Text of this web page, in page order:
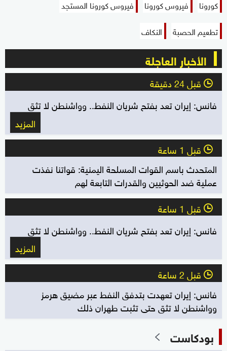
كورونا فيروس كورونا
فيروس كورونا المستجد
تطعيم الحصبة
النكاف
الأخبار العاجلة
l قبل 24 دقيقة
فانس: إيران تعد بفتح شريان النفط.. وواشنطن لا تثق
المزيد
l قبل 1 ساعة
المتحدث باسم القوات المسلحة اليمنية: قواتنا نفذت
عملية ضد الحوثيين والقدرات التابعة لهم
l قبل 1 ساعة
فانس: إيران تعد بفتح شريان النفط.. وواشنطن لا تثق
المزيد
l قبل 2 ساعة
فانس: إيران تعهدت بتدفق النفط عبر مضيق هرمز
وواشنطن لا تثق حتى تثبت طهران ذلك
بودكاست